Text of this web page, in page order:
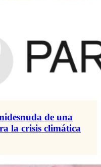
de una
la crisis climática